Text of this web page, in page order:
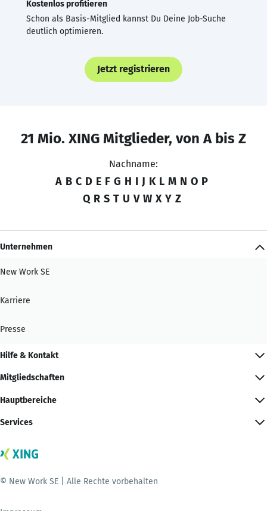
Kostenlos profitieren
Schon als Basis-Mitglied kannst Du Deine Job-Suche
deutlich optimieren.
Jetzt registrieren
21 Mio. XING Mitglieder, von A bis Z
Nachname:
A B C D E F G H I J K L M N O P
Q R S T U V W X Y Z
Unternehmen
New Work SE
Karriere
Presse
Hilfe & Kontakt
Mitgliedschaften
Hauptbereiche
Services
© New Work SE | Alle Rechte vorbehalten